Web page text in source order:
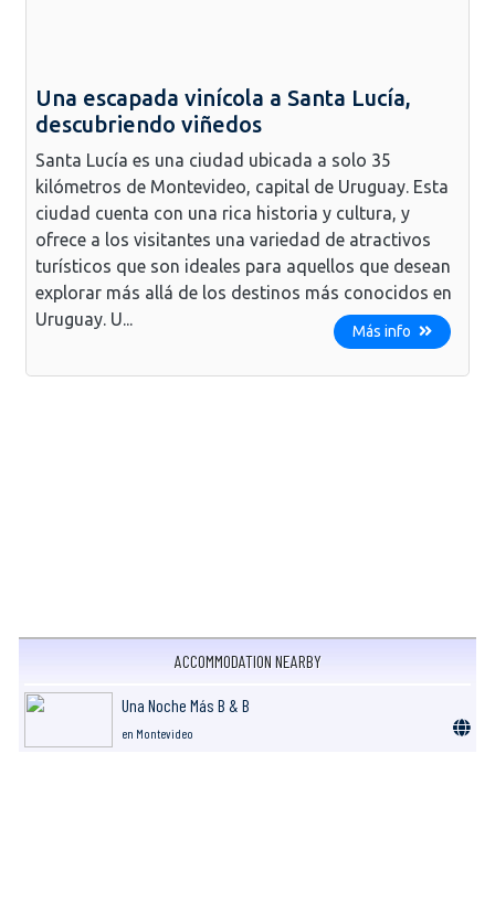
Una escapada vinícola a Santa Lucía,
descubriendo viñedos
Santa Lucía es una ciudad ubicada a solo 35
kilómetros de Montevideo, capital de Uruguay. Esta
ciudad cuenta con una rica historia y cultura, y
ofrece a los visitantes una variedad de atractivos
turísticos que son ideales para aquellos que desean
explorar más allá de los destinos más conocidos en
Uruguay. U...
Más info
ACCOMMODATION NEARBY
Una Noche Más B & B
en Montevideo